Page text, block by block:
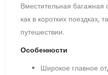
Вместительная багажная
как в коротких поездках,
путешествии.
Особенности
Широкое главное